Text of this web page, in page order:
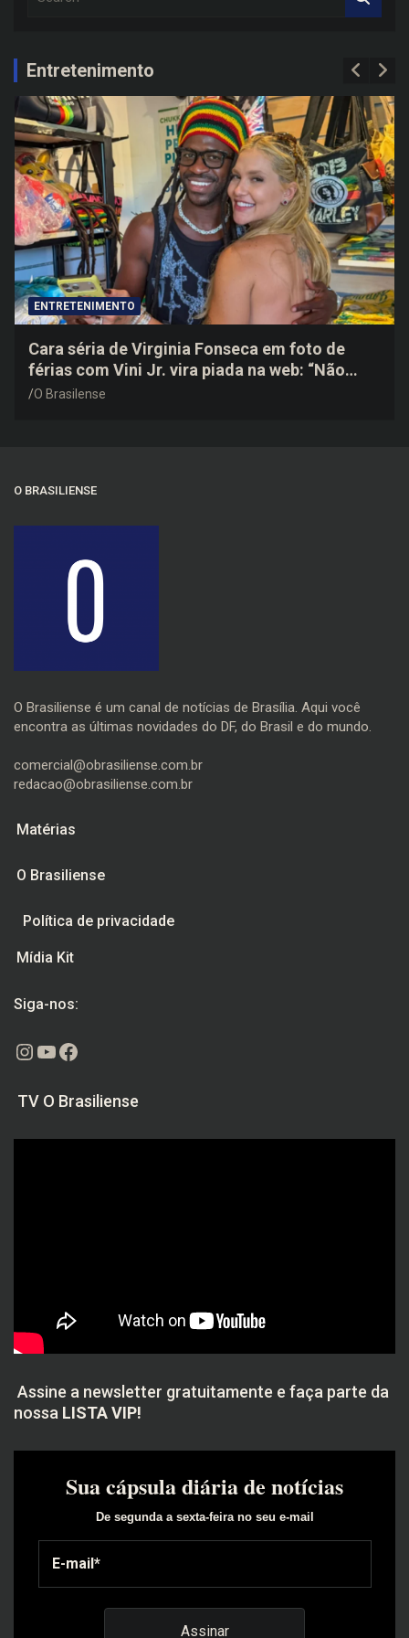
c
h
Entretenimento
ENTRETENIMENTO
Cara séria de Virginia Fonseca em foto de
férias com Vini Jr. vira piada na web: “Não
disfarçou”
O Brasilense
O BRASILIENSE
O Brasiliense é um canal de notícias de Brasília. Aqui você
encontra as últimas novidades do DF, do Brasil e do mundo.
comercial@obrasiliense.com.br
redacao@obrasiliense.com.br
Matérias
O Brasiliense
Política de privacidade
Mídia Kit
Siga-nos:
Instagram
Youtube
Facebook
TV O Brasiliense
Assine a newsletter gratuitamente e faça parte da
nossa LISTA VIP!
Sua cápsula diária de notícias
De segunda a sexta-feira no seu e-mail